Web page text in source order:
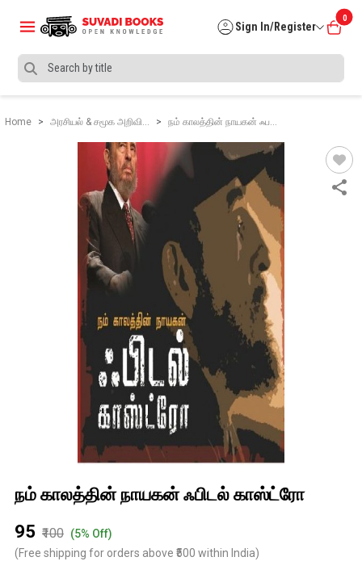
Sign In/Register
0
Home அரசியல் & சமூக அறிவி… நம் காலத்தின் நாயகன் ஃப…
நம் காலத்தின் நாயகன் ஃபிடல் காஸ்ட்ரோ
₹95 ₹100 (5% Off)
(Free shipping for orders above ₹500 within India)